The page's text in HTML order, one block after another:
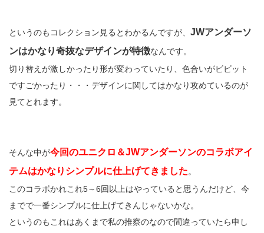
というのもコレクション見るとわかるんですが、 JWアンダーソ
ンはかなり奇抜なデザインが特徴なんです。
切り替えが激しかったり形が変わっていたり、色合いがビビット
ですごかったり・・・デザインに関してはかなり攻めているのが
見てとれます。
そんな中が今回のユニクロ＆JWアンダーソンのコラボアイ
テムはかなりシンプルに仕上げてきました。
このコラボかれこれ5～6回以上はやっていると思うんだけど、今
までで一番シンプルに仕上げてきんじゃないかな。
というのもこれはあくまで私の推察のなので間違っていたら申し